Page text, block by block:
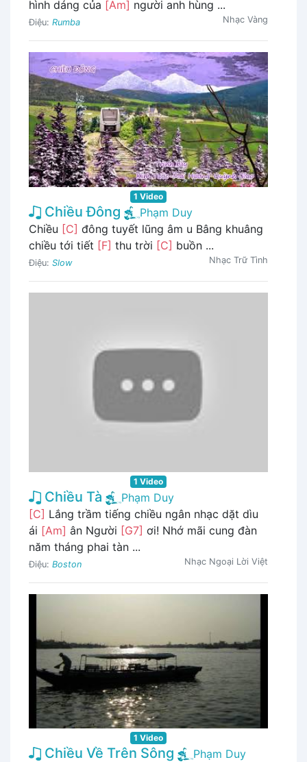
hình dáng của [Am] người anh hùng ...
Điệu: Rumba Nhạc Vàng
1 Video
Chiều Đông
Phạm Duy
Chiều [C] đông tuyết lũng âm u Bâng khuâng
chiều tới tiết [F] thu trời [C] buồn ...
Điệu: Slow Nhạc Trữ Tình
1 Video
Chiều Tà
Phạm Duy
[C] Lắng trầm tiếng chiều ngân nhạc dặt dìu
ái [Am] ân Người [G7] ơi! Nhớ mãi cung đàn
năm tháng phai tàn ...
Điệu: Boston Nhạc Ngoại Lời Việt
1 Video
Chiều Về Trên Sông
Phạm Duy